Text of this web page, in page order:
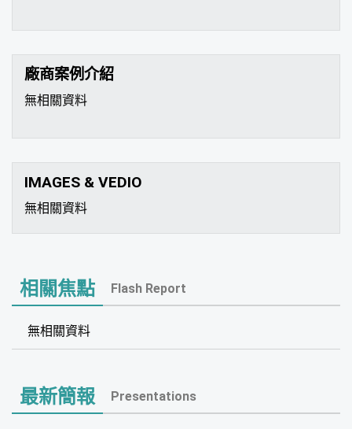
廠商案例介紹
無相關資料
IMAGES & VEDIO
無相關資料
相關焦點 Flash Report
無相關資料
最新簡報 Presentations